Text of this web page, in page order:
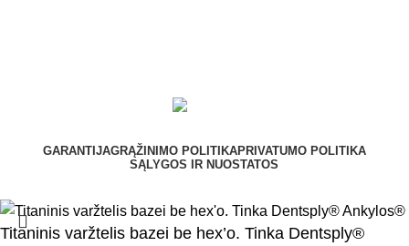
GARANTIJAGRĄŽINIMO POLITIKAPRIVATUMO POLITIKA
SĄLYGOS IR NUOSTATOS
Titaninis varžtelis bazei be hex’o. Tinka Dentsply®